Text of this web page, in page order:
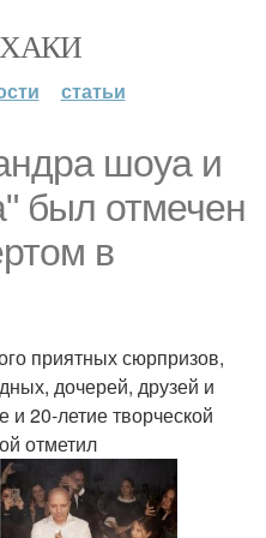
статьи
шоуа и
был отмечен
в
приятных сюрпризов,
дочерей, друзей и
и 20-летие творческой
отметил